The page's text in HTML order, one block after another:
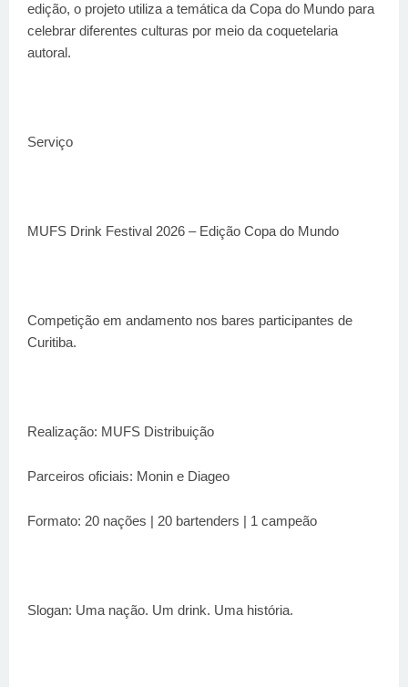
edição, o projeto utiliza a temática da Copa do Mundo para
celebrar diferentes culturas por meio da coquetelaria
autoral.
Serviço
MUFS Drink Festival 2026 – Edição Copa do Mundo
Competição em andamento nos bares participantes de
Curitiba.
Realização: MUFS Distribuição
Parceiros oficiais: Monin e Diageo
Formato: 20 nações | 20 bartenders | 1 campeão
Slogan: Uma nação. Um drink. Uma história.